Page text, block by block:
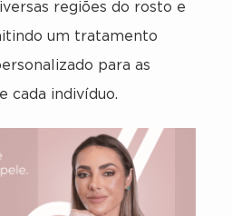
regiões do rosto e
um tratamento
para as
cada indivíduo.